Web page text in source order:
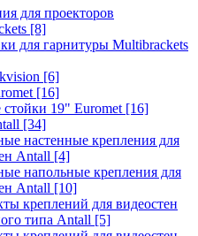
для проекторов
[8]
для гарнитуры Multibrackets
[6]
[16]
стойки 19" Euromet [16]
[34]
настенные крепления для
Antall [4]
напольные крепления для
Antall [10]
креплений для видеостен
типа Antall [5]